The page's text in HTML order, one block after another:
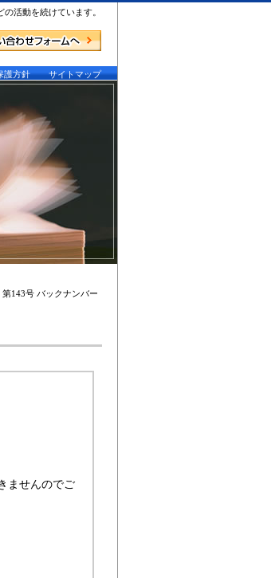
活動を続けています。
護方針 サイトマップ
143号 バックナンバー
ませんのでご